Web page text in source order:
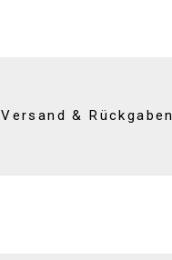
Versand & Rückgaben